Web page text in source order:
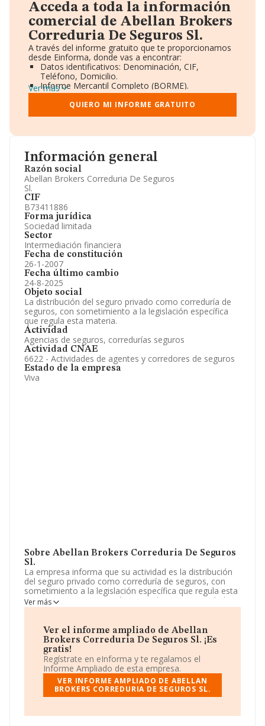
Información general
Razón social
Abellan Brokers Correduria De Seguros
Sl.
CIF
B73411886
Forma jurídica
Sociedad limitada
Sector
Intermediación financiera
Fecha de constitución
26-1-2007
Fecha último cambio
24-8-2025
Objeto social
La distribución del seguro privado como correduría de
seguros, con sometimiento a la legislación específica
que regula esta materia.
Actividad
Agencias de seguros, corredurías seguros
Actividad CNAE
6622 - Actividades de agentes y corredores de seguros
Estado de la empresa
Viva
Sobre Abellan Brokers Correduria De Seguros
Sl.
La empresa informa que su actividad es la distribución
del seguro privado como correduría de seguros, con
sometimiento a la legislación específica que regula esta
materia. La empresa está registrada como Sociedad
Limitada. La actividad de referencia CNAE corresponde
cuyo Código es 6622. La compañía no tiene actividad en
mercados exteriores.
Para comunicarse con sus oficinas, el número de
teléfono es 968307395.
La empresaAbellan Brokers Correduria de Seguros
, con CIF B73411886, se encuentra en Avenida
(30110), en el municipio de Murcia, Murcia.
Ver más
Ver el informe ampliado de Abellan
Brokers Correduria De Seguros Sl. ¡Es
gratis!
Regístrate en eInforma y te regalamos el
Informe Ampliado de esta empresa.
VER INFORME AMPLIADO DE ABELLAN
BROKERS CORREDURIA DE SEGUROS SL.
Acceda a toda la información
comercial de Abellan Brokers
Correduria De Seguros Sl.
A través del informe gratuito que te proporcionamos
desde Einforma, donde vas a encontrar:
Datos identificativos: Denominación, CIF,
Teléfono, Domicilio.
Informe Mercantil Completo (BORME).
Gráficos de Evolución Ventas y Empleados.
Consejo de Administración y Administradores.
Directivos y Ejecutivos.
Información oficial y registral complementaria.
Ver más
QUIERO MI INFORME GRATUITO